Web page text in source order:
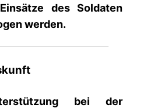
des Soldaten
werden.
bei der